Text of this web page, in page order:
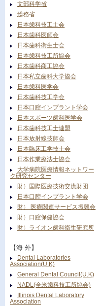
文部科学省
総務省
日本歯科技工士会
日本歯科医師会
日本歯科衛生士会
日本歯科技工所協会
日本歯科商工協会
日本私立歯科大学協会
日本歯科医学会
日本歯科技工学会
日本口腔インプラント学会
日本スポーツ歯科医学会
日本歯科技工士連盟
日本放射線技師会
日本臨床工学技士会
日本作業療法士協会
大学病院医療情報ネットワー
ク研究センター
財）国際医療技術交流財団
日本口腔インプラント学会
財） 医療関連サービス振興会
財）口腔保健協会
財）ライオン歯科衛生研究所
【海 外】
Dental Laboratories
Association(U.K)
General Dental Council(U.K)
NADL(全米歯科技工所協会)
Illinois Dental Laboratory
Association